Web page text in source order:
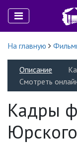
На главную
Описание
Смотреть
Кадры